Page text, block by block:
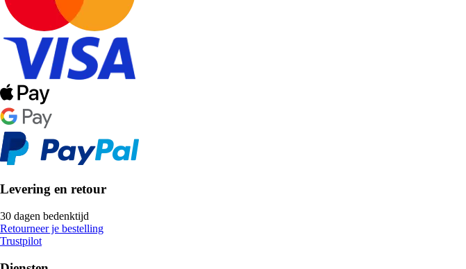
Levering en retour
30 dagen bedenktijd
Retourneer je bestelling
Trustpilot